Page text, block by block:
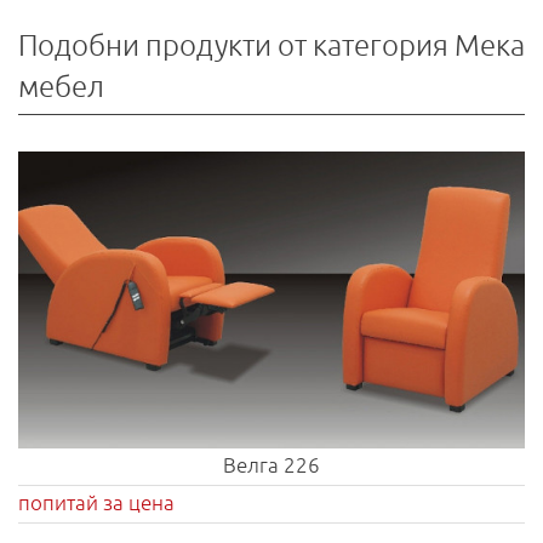
Подобни продукти от категория Мека
мебел
Велга 226
попитай за цена